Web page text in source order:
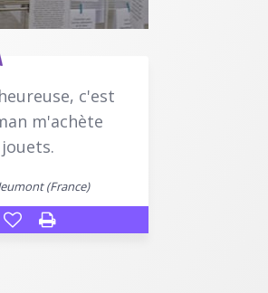
c'est
m'achète
(France)